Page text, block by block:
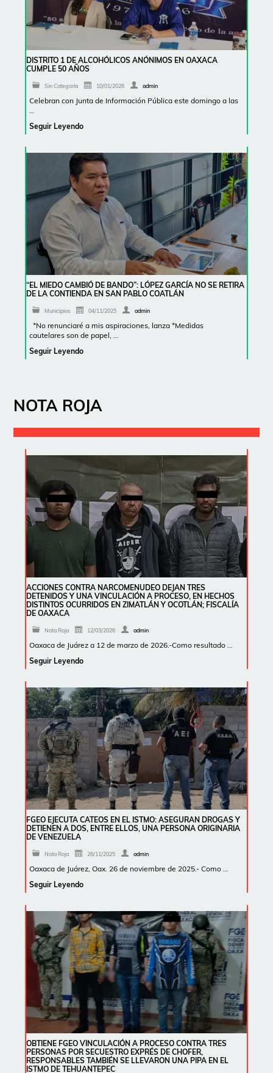
DISTRITO 1 DE ALCOHÓLICOS ANÓNIMOS EN OAXACA
CUMPLE 50 AÑOS
Sin Categoría 10/01/2026 admin
Celebran con Junta de Información Pública este domingo a las
…
Seguir Leyendo
“EL MIEDO CAMBIÓ DE BANDO”: LÓPEZ GARCÍA NO SE RETIRA
DE LA CONTIENDA EN SAN PABLO COATLÁN
Municipios 04/11/2025 admin
*No renunciaré a mis aspiraciones, lanza *Medidas
cautelares son de papel, …
Seguir Leyendo
NOTA ROJA
ACCIONES CONTRA NARCOMENUDEO DEJAN TRES
DETENIDOS Y UNA VINCULACIÓN A PROCESO, EN HECHOS
DISTINTOS OCURRIDOS EN ZIMATLÁN Y OCOTLÁN; FISCALÍA
DE OAXACA
Nota Roja 12/03/2026 admin
Oaxaca de Juárez a 12 de marzo de 2026.-Como resultado …
Seguir Leyendo
FGEO EJECUTA CATEOS EN EL ISTMO: ASEGURAN DROGAS Y
DETIENEN A DOS, ENTRE ELLOS, UNA PERSONA ORIGINARIA
DE VENEZUELA
Nota Roja 26/11/2025 admin
Oaxaca de Juárez, Oax. 26 de noviembre de 2025.- Como …
Seguir Leyendo
OBTIENE FGEO VINCULACIÓN A PROCESO CONTRA TRES
PERSONAS POR SECUESTRO EXPRÉS DE CHOFER,
RESPONSABLES TAMBIÉN SE LLEVARON UNA PIPA EN EL
ISTMO DE TEHUANTEPEC